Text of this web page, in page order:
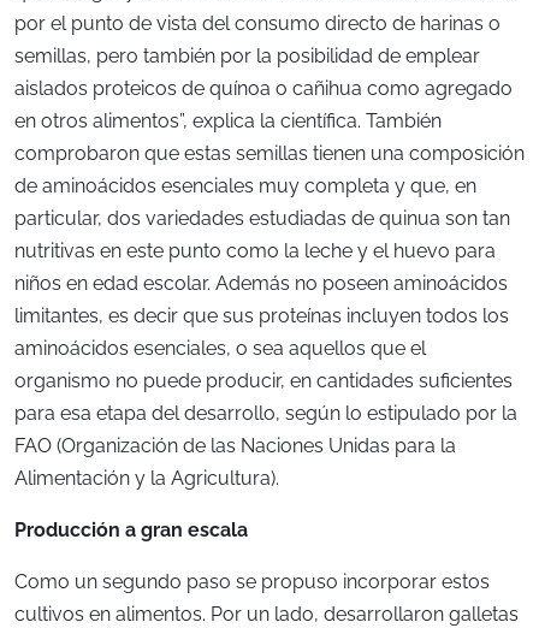
por el punto de vista del consumo directo de harinas o
semillas, pero también por la posibilidad de emplear
aislados proteicos de quínoa o cañihua como agregado
en otros alimentos”, explica la científica. También
comprobaron que estas semillas tienen una composición
de aminoácidos esenciales muy completa y que, en
particular, dos variedades estudiadas de quinua son tan
nutritivas en este punto como la leche y el huevo para
niños en edad escolar. Además no poseen aminoácidos
limitantes, es decir que sus proteínas incluyen todos los
aminoácidos esenciales, o sea aquellos que el
organismo no puede producir, en cantidades suficientes
para esa etapa del desarrollo, según lo estipulado por la
FAO (Organización de las Naciones Unidas para la
Alimentación y la Agricultura).
Producción a gran escala
Como un segundo paso se propuso incorporar estos
cultivos en alimentos. Por un lado, desarrollaron galletas